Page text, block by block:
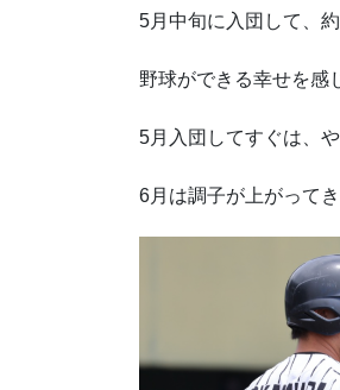
5月中旬に入団して、
野球ができる幸せを感
5月入団してすぐは、
6月は調子が上がってき